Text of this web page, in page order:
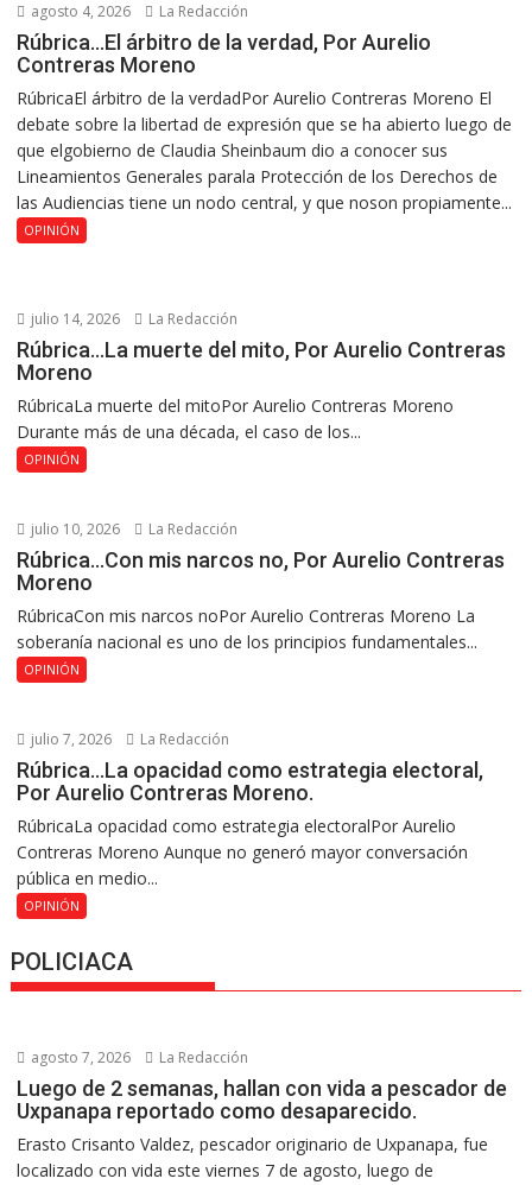
agosto 4, 2026 La Redacción
Rúbrica…El árbitro de la verdad, Por Aurelio
Contreras Moreno
RúbricaEl árbitro de la verdadPor Aurelio Contreras Moreno El
debate sobre la libertad de expresión que se ha abierto luego de
que elgobierno de Claudia Sheinbaum dio a conocer sus
Lineamientos Generales parala Protección de los Derechos de
las Audiencias tiene un nodo central, y que noson propiamente...
OPINIÓN
julio 14, 2026 La Redacción
Rúbrica…La muerte del mito, Por Aurelio Contreras
Moreno
RúbricaLa muerte del mitoPor Aurelio Contreras Moreno
Durante más de una década, el caso de los...
OPINIÓN
julio 10, 2026 La Redacción
Rúbrica…Con mis narcos no, Por Aurelio Contreras
Moreno
RúbricaCon mis narcos noPor Aurelio Contreras Moreno La
soberanía nacional es uno de los principios fundamentales...
OPINIÓN
julio 7, 2026 La Redacción
Rúbrica…La opacidad como estrategia electoral,
Por Aurelio Contreras Moreno.
RúbricaLa opacidad como estrategia electoralPor Aurelio
Contreras Moreno Aunque no generó mayor conversación
pública en medio...
OPINIÓN
POLICIACA
agosto 7, 2026 La Redacción
Luego de 2 semanas, hallan con vida a pescador de
Uxpanapa reportado como desaparecido.
Erasto Crisanto Valdez, pescador originario de Uxpanapa, fue
localizado con vida este viernes 7 de agosto, luego de